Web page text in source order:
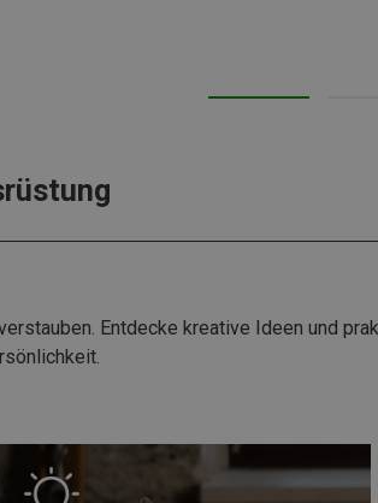
Entdecke kreative Ideen und